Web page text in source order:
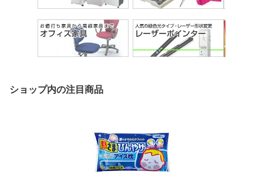
ショップ内の注目商品